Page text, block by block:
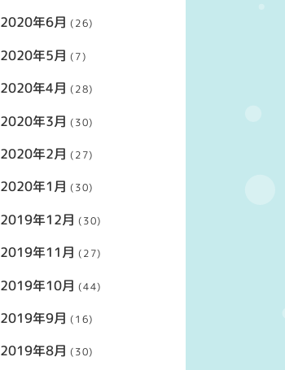
2020年6月 (26)
2020年5月 (7)
2020年4月 (28)
2020年3月 (30)
2020年2月 (27)
2020年1月 (30)
2019年12月 (30)
2019年11月 (27)
2019年10月 (44)
2019年9月 (16)
2019年8月 (30)